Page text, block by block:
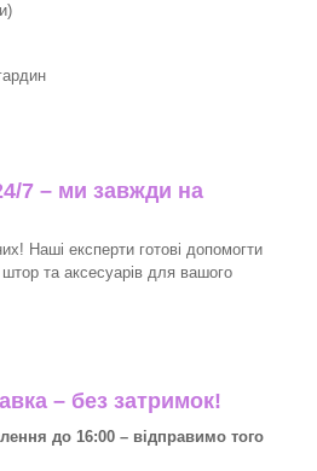
7 – ми завжди на
Наші експерти готові допомогти
та аксесуарів для вашого
– без затримок!
до 16:00 – відправимо того